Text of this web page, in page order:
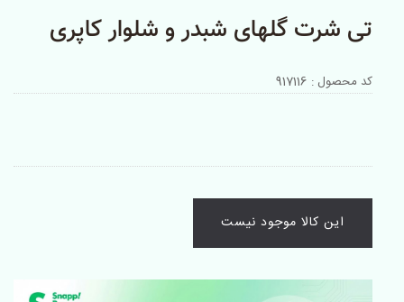
تی شرت گلهای شبدر و شلوار کاپری
کد محصول : 917116
این کالا موجود نیست